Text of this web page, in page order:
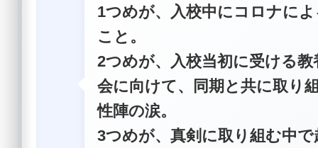
1つめが、入校中にコロナに
こと。
2つめが、入校当初に受ける
会に向けて、同期と共に取り
性陣の涙。
3つめが、真剣に取り組む中